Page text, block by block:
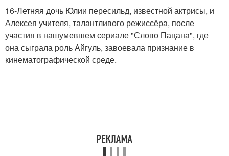
16-Летняя дочь Юлии пересильд, известной актрисы, и
Алексея учителя, талантливого режиссёра, после
участия в нашумевшем сериале "Слово Пацана", где
она сыграла роль Айгуль, завоевала признание в
кинематографической среде.